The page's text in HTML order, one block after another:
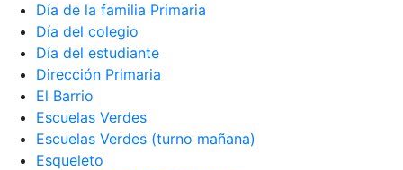
Día de la familia Primaria
Día del colegio
Día del estudiante
Dirección Primaria
El Barrio
Escuelas Verdes
Escuelas Verdes (turno mañana)
Esqueleto